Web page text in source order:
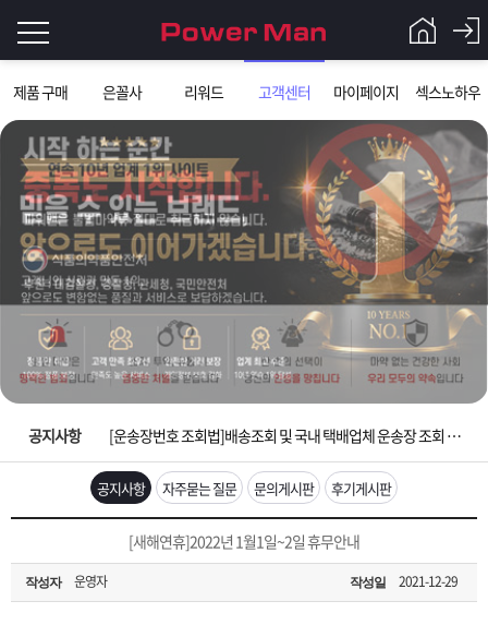
제품 구매 은꼴사 리워드 고객센터 마이페이지 섹스노하우
그
인
이
필
요
니
로
Q&A
파
워
맨
제
품
은
노
객
마
공지사항
입금확인이 안되는 상황을 대비해 꼭 입금후 고객센터 연락바랍니다.
[2026구정 연휴]설 연휴 배송 및 휴무 안내
[운송장번호 조회법]배송조회 및 국내 택배업체 운송장 조회 하는법
[ios앱 오픈]아이폰 고객 앱설치 가능합니다.
[무인택배함 이용 안내] 집 밖에 주소로 택배 받기
입금확인이 안되는 상황을 대비해 꼭 입금후 고객센터 연락바랍니다.
공지사항 자주묻는 질문 문의게시판 후기게시판
[새해연휴]2022년 1월1일~2일 휴무안내
작성자 운영자 작성일 2021-12-29